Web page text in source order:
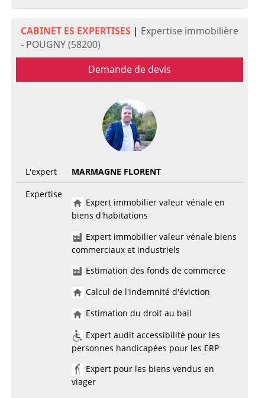
CABINET ES EXPERTISES | Expertise immobilière
- POUGNY (58200)
Demande de devis
L'expert
MARMAGNE FLORENT
Expertise
Expert immobilier valeur vénale en
biens d'habitations
Expert immobilier valeur vénale biens
commerciaux et industriels
Estimation des fonds de commerce
Calcul de l'indemnité d'éviction
Estimation du droit au bail
Expert audit accessibilité pour les
personnes handicapées pour les ERP
Expert pour les biens vendus en
viager